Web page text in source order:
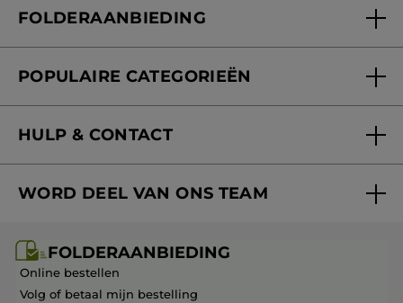
Onze beloften
Blog Act Beautiful
FOLDERAANBIEDING
POPULAIRE CATEGORIEËN
Aanbiedingen
Cadeau-ideeën
Kerstcollectie
HULP & CONTACT
Mijn geschenken
Veelgestelde vragen
Contact opnemen
WORD DEEL VAN ONS TEAM
Franchisenemer of bedrijfsleider worden
FOLDERAANBIEDING
Online bestellen
Volg of betaal mijn bestelling